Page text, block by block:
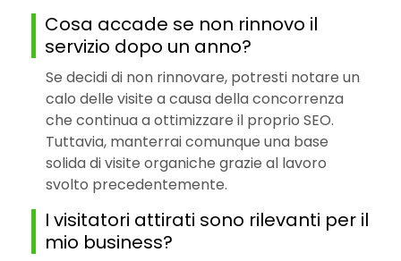
Cosa accade se non rinnovo il
servizio dopo un anno?
Se decidi di non rinnovare, potresti notare un
calo delle visite a causa della concorrenza
che continua a ottimizzare il proprio SEO.
Tuttavia, manterrai comunque una base
solida di visite organiche grazie al lavoro
svolto precedentemente.
I visitatori attirati sono rilevanti per il
mio business?